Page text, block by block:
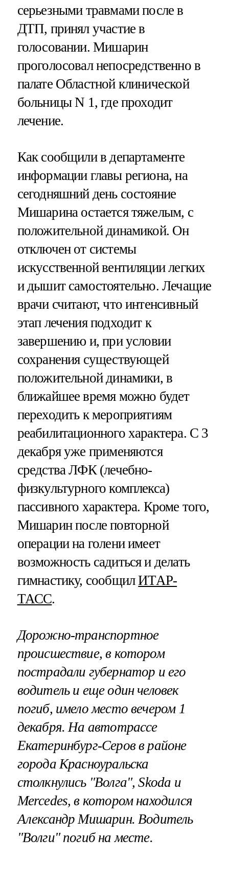
серьезными травмами после в
ДТП, принял участие в
голосовании. Мишарин
проголосовал непосредственно в
палате Областной клинической
больницы N 1, где проходит
лечение.
Как сообщили в департаменте
информации главы региона, на
сегодняшний день состояние
Мишарина остается тяжелым, с
положительной динамикой. Он
отключен от системы
искусственной вентиляции легких
и дышит самостоятельно. Лечащие
врачи считают, что интенсивный
этап лечения подходит к
завершению и, при условии
сохранения существующей
положительной динамики, в
ближайшее время можно будет
переходить к мероприятиям
реабилитационного характера. С 3
декабря уже применяются
средства ЛФК (лечебно-
физкультурного комплекса)
пассивного характера. Кроме того,
Мишарин после повторной
операции на голени имеет
возможность садиться и делать
гимнастику, сообщилИТАР-
ТАСС.
Дорожно-транспортное
происшествие, в котором
пострадали губернатор и его
водитель и еще один человек
погиб, имело место вечером 1
декабря. На автотрассе
Екатеринбург-Серов в районе
города Красноуральска
столкнулись "Волга", Skoda и
Mercedes, в котором находился
Александр Мишарин. Водитель
"Волги" погиб на месте.